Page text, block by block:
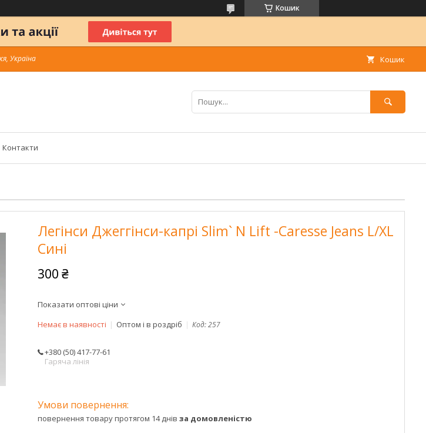
Кошик
Україна Кошик
Контакти
Легінси Джеггінси-капрі Slim` N Lift -Caresse Jeans L/XL
Сині
300 ₴
Показати оптові ціни
Немає в наявності
Оптом і в роздріб Код:257
+380 (50) 417-77-61
Гаряча лінія
повернення товару протягом 14 днів за домовленістю